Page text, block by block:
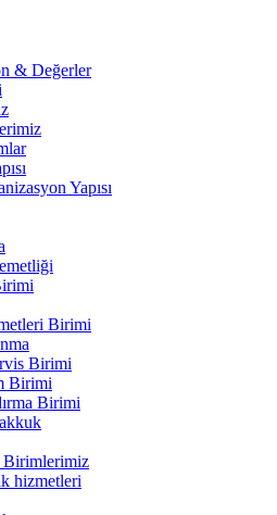
& Değerler
Yapısı
Birimi
Birimi
Birimi
Birimi
hizmetleri